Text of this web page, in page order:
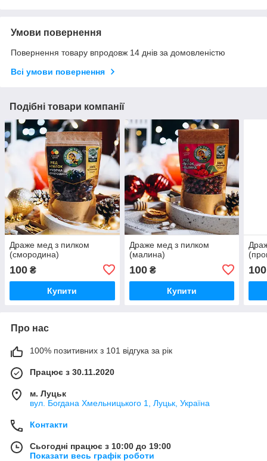
Умови повернення
Повернення товару впродовж 14 днів за домовленістю
Всі умови повернення
Подібні товари компанії
Драже мед з пилком
(смородина)
100 ₴
Купити
Драже мед з пилком
(малина)
100₴
Купити
100
Про нас
100% позитивних з 101 відгука за рік
Працює з 30.11.2020
м. Луцьк
вул. Богдана Хмельницького 1, Луцьк, Україна
Контакти
Сьогодні працює з 10:00 до 19:00
Показати весь графік роботи